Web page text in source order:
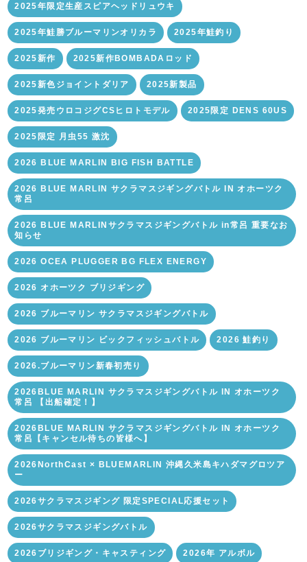
2025年限定生産スピアヘッドリュウキ
2025年鮭勝ブルーマリンオリカラ 2025年鮭釣り
2025新作 2025新作BOMBADAロッド
2025新色ジョイントダリア 2025新製品
2025発売ウロコジグCSヒロトモデル 2025限定 DENS 60US
2025限定 月虫55 激沈
2026 BLUE MARLIN BIG FISH BATTLE
2026 BLUE MARLIN サクラマスジギングバトル IN オホーツク
常呂
2026 BLUE MARLINサクラマスジギングバトル in常呂 重要なお
知らせ
2026 OCEA PLUGGER BG FLEX ENERGY
2026 オホーツク ブリジギング
2026 ブルーマリン サクラマスジギングバトル
2026 ブルーマリン ビックフィッシュバトル 2026 鮭釣り
2026.ブルーマリン新春初売り
2026BLUE MARLIN サクラマスジギングバトル IN オホーツク
常呂 【出船確定！】
2026BLUE MARLIN サクラマスジギングバトル IN オホーツク
常呂【キャンセル待ちの皆様へ】
2026NorthCast × BLUEMARLIN 沖縄久米島キハダマグロツア
ー
2026サクラマスジギング 限定SPECIAL応援セット
2026サクラマスジギングバトル
2026ブリジギング・キャスティング 2026年 アルボル